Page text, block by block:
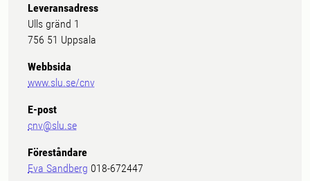
Leveransadress
Ulls gränd 1
756 51 Uppsala
Webbsida
www.slu.se/cnv
E-post
cnv@slu.se
Föreståndare
Eva Sandberg 018-672447